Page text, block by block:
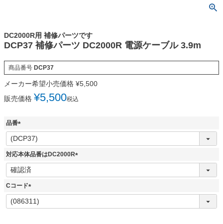
DC2000R用 補修パーツです
DCP37 補修パーツ DC2000R 電源ケーブル 3.9m
商品番号 DCP37
メーカー希望小売価格 ¥5,500
販売価格 ¥5,500税込
品番
(
必
須
対応本体品番はDC2000R
(
Cコード
(
必